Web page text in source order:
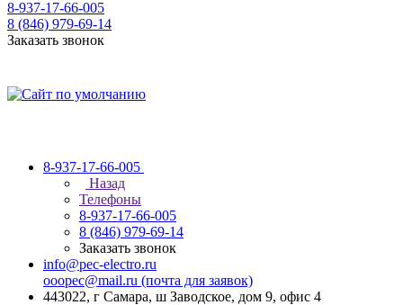
8-937-17-66-005
8 (846) 979-69-14
Заказать звонок
8-937-17-66-005
Назад
Телефоны
8-937-17-66-005
8 (846) 979-69-14
Заказать звонок
info@pec-electro.ru
ooopec@mail.ru (почта для заявок)
443022, г Самара, ш Заводское, дом 9, офис 4